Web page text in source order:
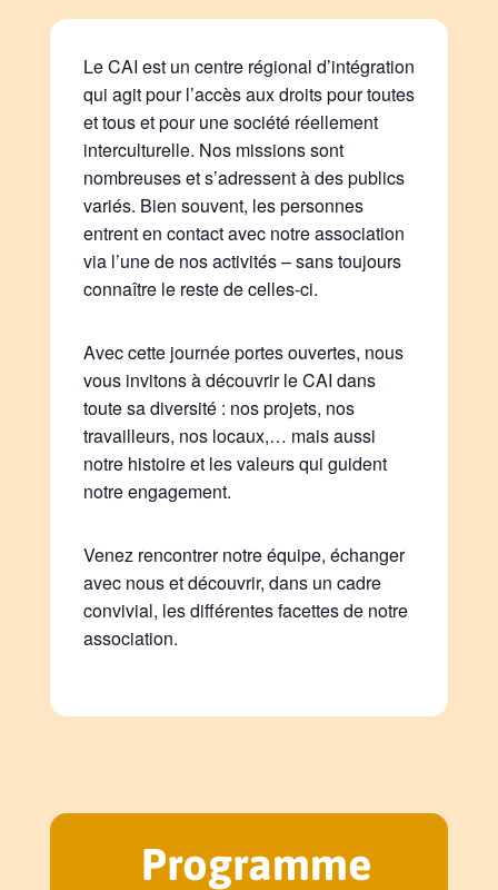
Le CAI est un centre régional d’intégration
qui agit pour l’accès aux droits pour toutes
et tous et pour une société réellement
interculturelle. Nos missions sont
nombreuses et s’adressent à des publics
variés. Bien souvent, les personnes
entrent en contact avec notre association
via l’une de nos activités – sans toujours
connaître le reste de celles-ci.
Avec cette journée portes ouvertes, nous
vous invitons à découvrir le CAI dans
toute sa diversité : nos projets, nos
travailleurs, nos locaux,… mais aussi
notre histoire et les valeurs qui guident
notre engagement.
Venez rencontrer notre équipe, échanger
avec nous et découvrir, dans un cadre
convivial, les différentes facettes de notre
association.
Programme